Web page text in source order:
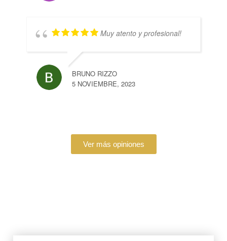
Muy atento y profesional!
BRUNO RIZZO
5 NOVIEMBRE, 2023
Ver más opiniones